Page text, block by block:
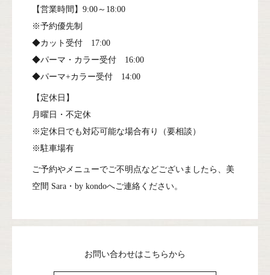
【営業時間】9:00～18:00
※予約優先制
◆カット受付 17:00
◆パーマ・カラー受付 16:00
◆パーマ+カラー受付 14:00
【定休日】
月曜日・不定休
※定休日でも対応可能な場合有り（要相談）
※駐車場有
ご予約やメニューでご不明点などございましたら、 美
空間 Sara・by kondoへご連絡ください。
お問い合わせはこちらから